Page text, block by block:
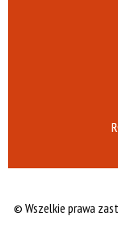
© Wszelkie prawa